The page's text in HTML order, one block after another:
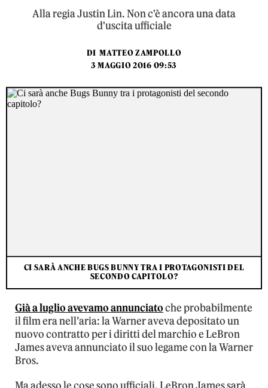
Alla regia Justin Lin. Non c'è ancora una data
d'uscita ufficiale
DI MATTEO ZAMPOLLO
3 MAGGIO 2016 09:53
CI SARÀ ANCHE BUGS BUNNY TRA I PROTAGONISTI DEL
SECONDO CAPITOLO?
Già a luglio avevamo annunciatoche probabilmente
il film era nell’aria: la Warner aveva depositato un
nuovo contratto per i diritti del marchio e LeBron
James aveva annunciato il suo legame con la Warner
Bros.